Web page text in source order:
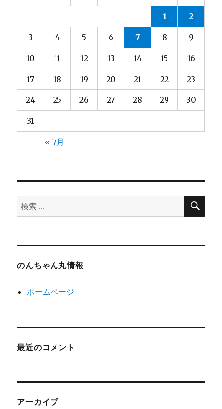
ョ
ン
1 2
3 4 5 6 7 8 9
10 11 12 13 14 15 16
17 18 19 20 21 22 23
24 25 26 27 28 29 30
31
« 7月
検
索:
検
のんちゃん丸情報
ホームページ
最近のコメント
アーカイブ